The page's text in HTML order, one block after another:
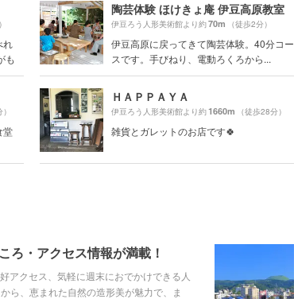
れ
も
陶芸体験 ほけきょ庵 伊豆高原教室
伊豆ろう人形美術館より約70m （徒歩2分）
伊豆高原に戻ってきて陶芸体験。40分コー
スです。手びねり、電動ろくろから...
堂
ＨＡＰＰＡＹＡ
伊豆ろう人形美術館より約1660m （徒歩28分）
雑貨とガレットのお店です🍀
ろ・アクセス情報が満載！
アクセス、気軽に週末におでかけできる人
ら、恵まれた自然の造形美が魅力で、ま